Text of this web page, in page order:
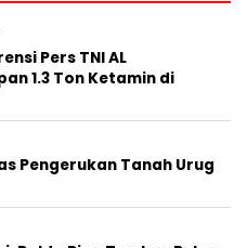
Pers TNI AL
1.3 Ton Ketamin di
Pengerukan Tanah Urug